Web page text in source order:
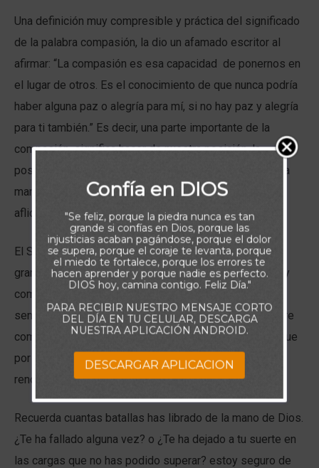
Una definición muy compresible y práctica del significado
de la palabra compasión, la dio un afamado escritor al
afirmar: “La compasión es esa capacidad de ponernos en
el lugar de otros. Es el conocimiento de que nunca podría
haber alguna paz o alegría para mí, si no hay paz y alegría
para ti también.” Es decir, una parte importante de la
compasión, significa hacer de nuestra posición, la
posición de otros, caminar con sus zapatos y de alguna
manera hacernos conscientes de las angustias y
aflicciones que están sufriendo.
El Señor, nos muestra a través de su palabra y con
grandiosa sabiduría el valor de cultivar la misericordia y
compasión. Nos entrega hoy la promesa de que su
sentido de cuidado por nosotros y su carácter de Padre
compasivo no decae ante ninguna circunstancia, sino que
por el contrario esa fidelidad de Padre, siempre es
renovada.
Recuerda cuantas batallas has librado de la mano de Dios.
¿Te ha fallado alguna vez? o ¿Te ha dejado a tu suerte en
las cargas que no has podido superar? estoy seguro de
Confía en DIOS
"Se feliz, porque la piedra nunca es tan
grande si confías en Dios, porque las
injusticias acaban pagándose, porque el dolor
se supera, porque el coraje te levanta, porque
el miedo te fortalece, porque los errores te
hacen aprender y porque nadie es perfecto.
DIOS hoy, camina contigo. Feliz Día."
PARA RECIBIR NUESTRO MENSAJE CORTO
DEL DÍA EN TU CELULAR, DESCARGA
NUESTRA APLICACIÓN ANDROID.
DESCARGAR APLICACION